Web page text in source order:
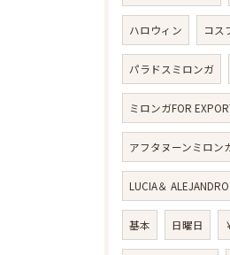
ハロウィン コス
パラドスミロンガ
ミロンガFOR
アフタヌーンミロン
LUCIA＆ ALEJANDRO
基本 日曜日